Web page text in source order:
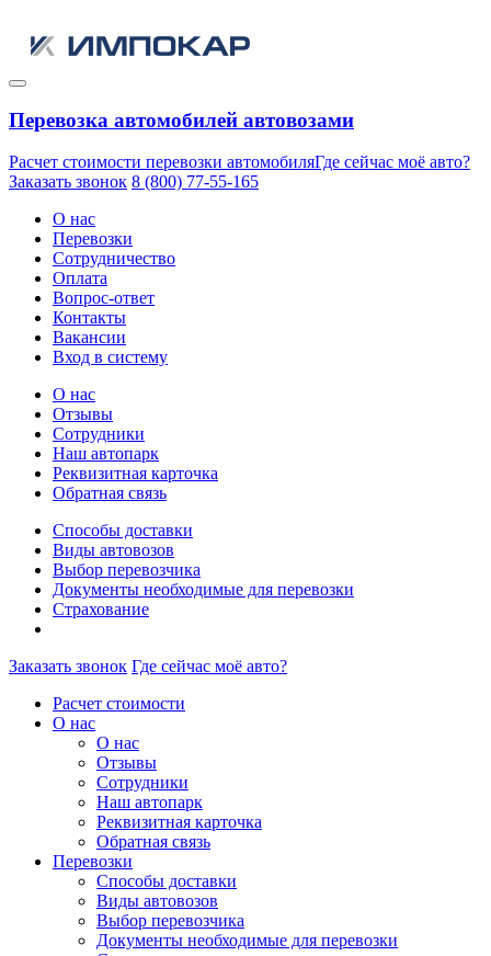
Перевозка автомобилей автовозами
Расчет стоимости перевозки автомобиляГде сейчас моё авто?
Заказать звонок 8 (800) 77-55-165
О нас
Перевозки
Сотрудничество
Оплата
Вопрос-ответ
Контакты
Вакансии
Вход в систему
О нас
Отзывы
Сотрудники
Наш автопарк
Реквизитная карточка
Обратная связь
Способы доставки
Виды автовозов
Выбор перевозчика
Документы необходимые для перевозки
Страхование
Заказать звонок Где сейчас моё авто?
Расчет стоимости
О нас
О нас
Отзывы
Сотрудники
Наш автопарк
Реквизитная карточка
Обратная связь
Перевозки
Способы доставки
Виды автовозов
Выбор перевозчика
Документы необходимые для перевозки